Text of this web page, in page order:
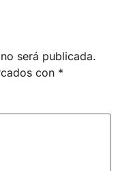
será publicada.
con *